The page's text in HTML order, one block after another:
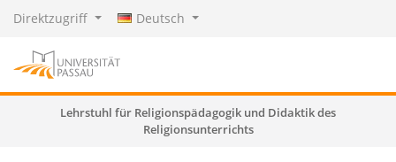
Direktzugriff Deutsch
Lehrstuhl für Religionspädagogik und Didaktik des
Religionsunterrichts